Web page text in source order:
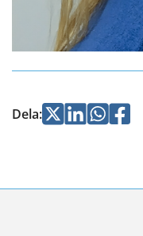
Dela:Jaa Jaa Jaa
Jaa